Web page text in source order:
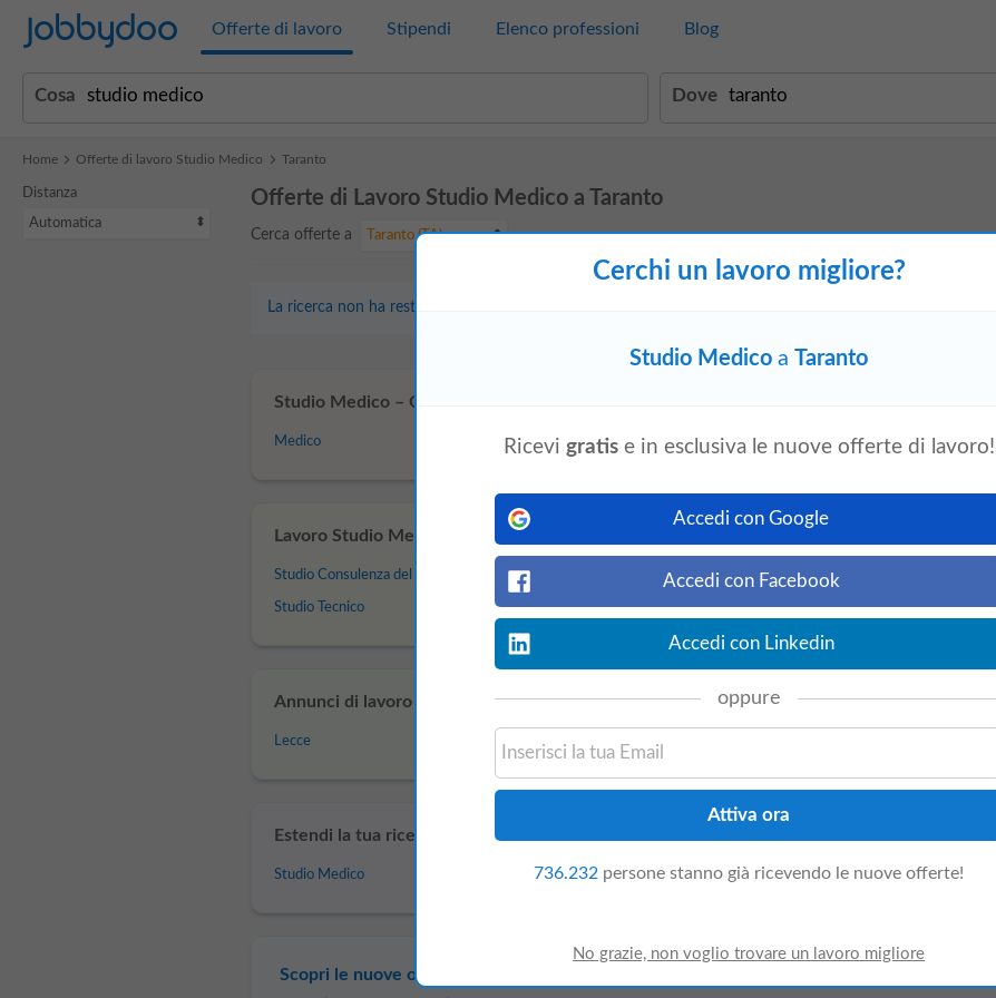
Jobbydoo Offerte di lavoro Stipendi Elenco professioni Blog
Cosa Dove
Home Offerte di lavoro Studio Medico Taranto
Distanza
Automatica
Offerte di Lavoro Studio Medico a Taranto
Cerca offerte a Taranto (TA)
La ricerca non ha restituito risultati, prova ad effettuare un'altra ricerca o a
Studio Medico – Offerte di lavoro correlate a Taranto:
Medico Assistenza Sanitaria
Lavoro Studio Medico a Taranto – Offerte simili:
Studio Consulenza del Lavoro
Studio Tecnico
Studio Professionale
Studio Ingegneria
Collaboratore Studio Tecnico
Studio Progettazione
Annunci di lavoro Studio Medico – Altre città:
Lecce Puglia
Estendi la tua ricerca di lavoro:
Studio Medico Taranto
Scopri le nuove offerte di lavoro prima degli altri!
Cerchi un lavoro migliore?
Studio Medico a Taranto
Ricevi gratise in esclusiva le nuove offerte di lavoro!
Accedi con Google
Accedi con Facebook
Accedi con Linkedin
oppure
736.232 persone stanno già ricevendo le nuove offerte!